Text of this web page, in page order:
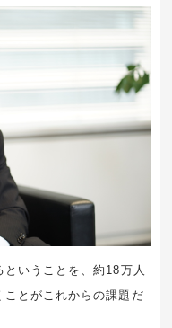
いうことを、約18万人
とがこれからの課題だ